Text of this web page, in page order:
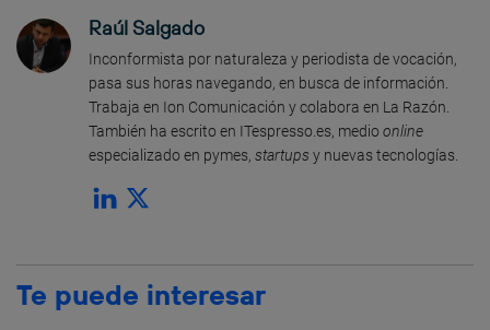
Raúl Salgado
Inconformista por naturaleza y periodista de vocación,
pasa sus horas navegando, en busca de información.
Trabaja en Ion Comunicación y colabora en La Razón.
También ha escrito en ITespresso.es, medio online
especializado en pymes, startups y nuevas tecnologías.
Te puede interesar